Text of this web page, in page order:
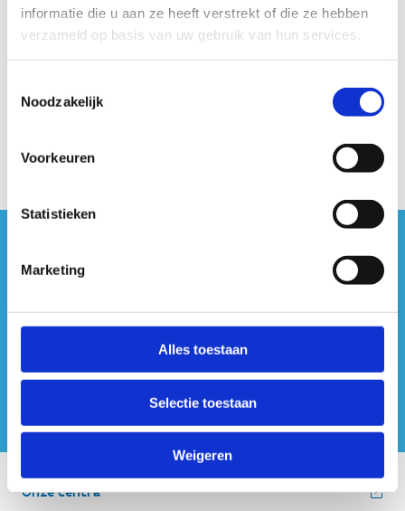
informatie die u aan ze heeft verstrekt of die ze hebben
verzameld op basis van uw gebruik van hun services.
Noodzakelijk
Voorkeuren
Statistieken
Marketing
Alles toestaan
Selectie toestaan
Weigeren
#sportersbelevenmeer
Onze centra